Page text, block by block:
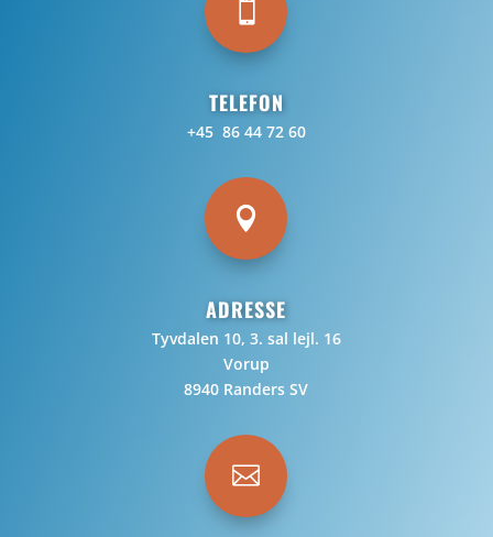

TELEFON
+45 86 44 72 60

ADRESSE
Tyvdalen 10, 3. sal lejl. 16
Vorup
8940 Randers SV
